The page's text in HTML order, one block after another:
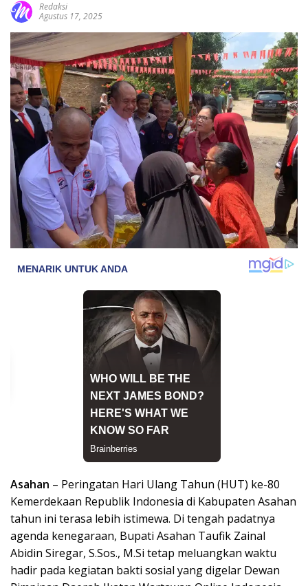
Redaksi
Agustus 17, 2025
Asahan – Peringatan Hari Ulang Tahun (HUT) ke-80
Kemerdekaan Republik Indonesia di Kabupaten Asahan
tahun ini terasa lebih istimewa. Di tengah padatnya
agenda kenegaraan, Bupati Asahan Taufik Zainal
Abidin Siregar, S.Sos., M.Si tetap meluangkan waktu
hadir pada kegiatan bakti sosial yang digelar Dewan